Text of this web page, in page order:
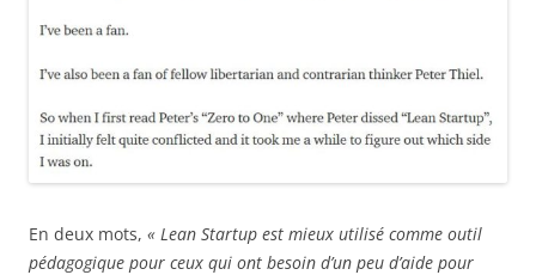
En deux mots, « Lean Startup est mieux utilisé comme outil
pédagogique pour ceux qui ont besoin d’un peu d’aide pour